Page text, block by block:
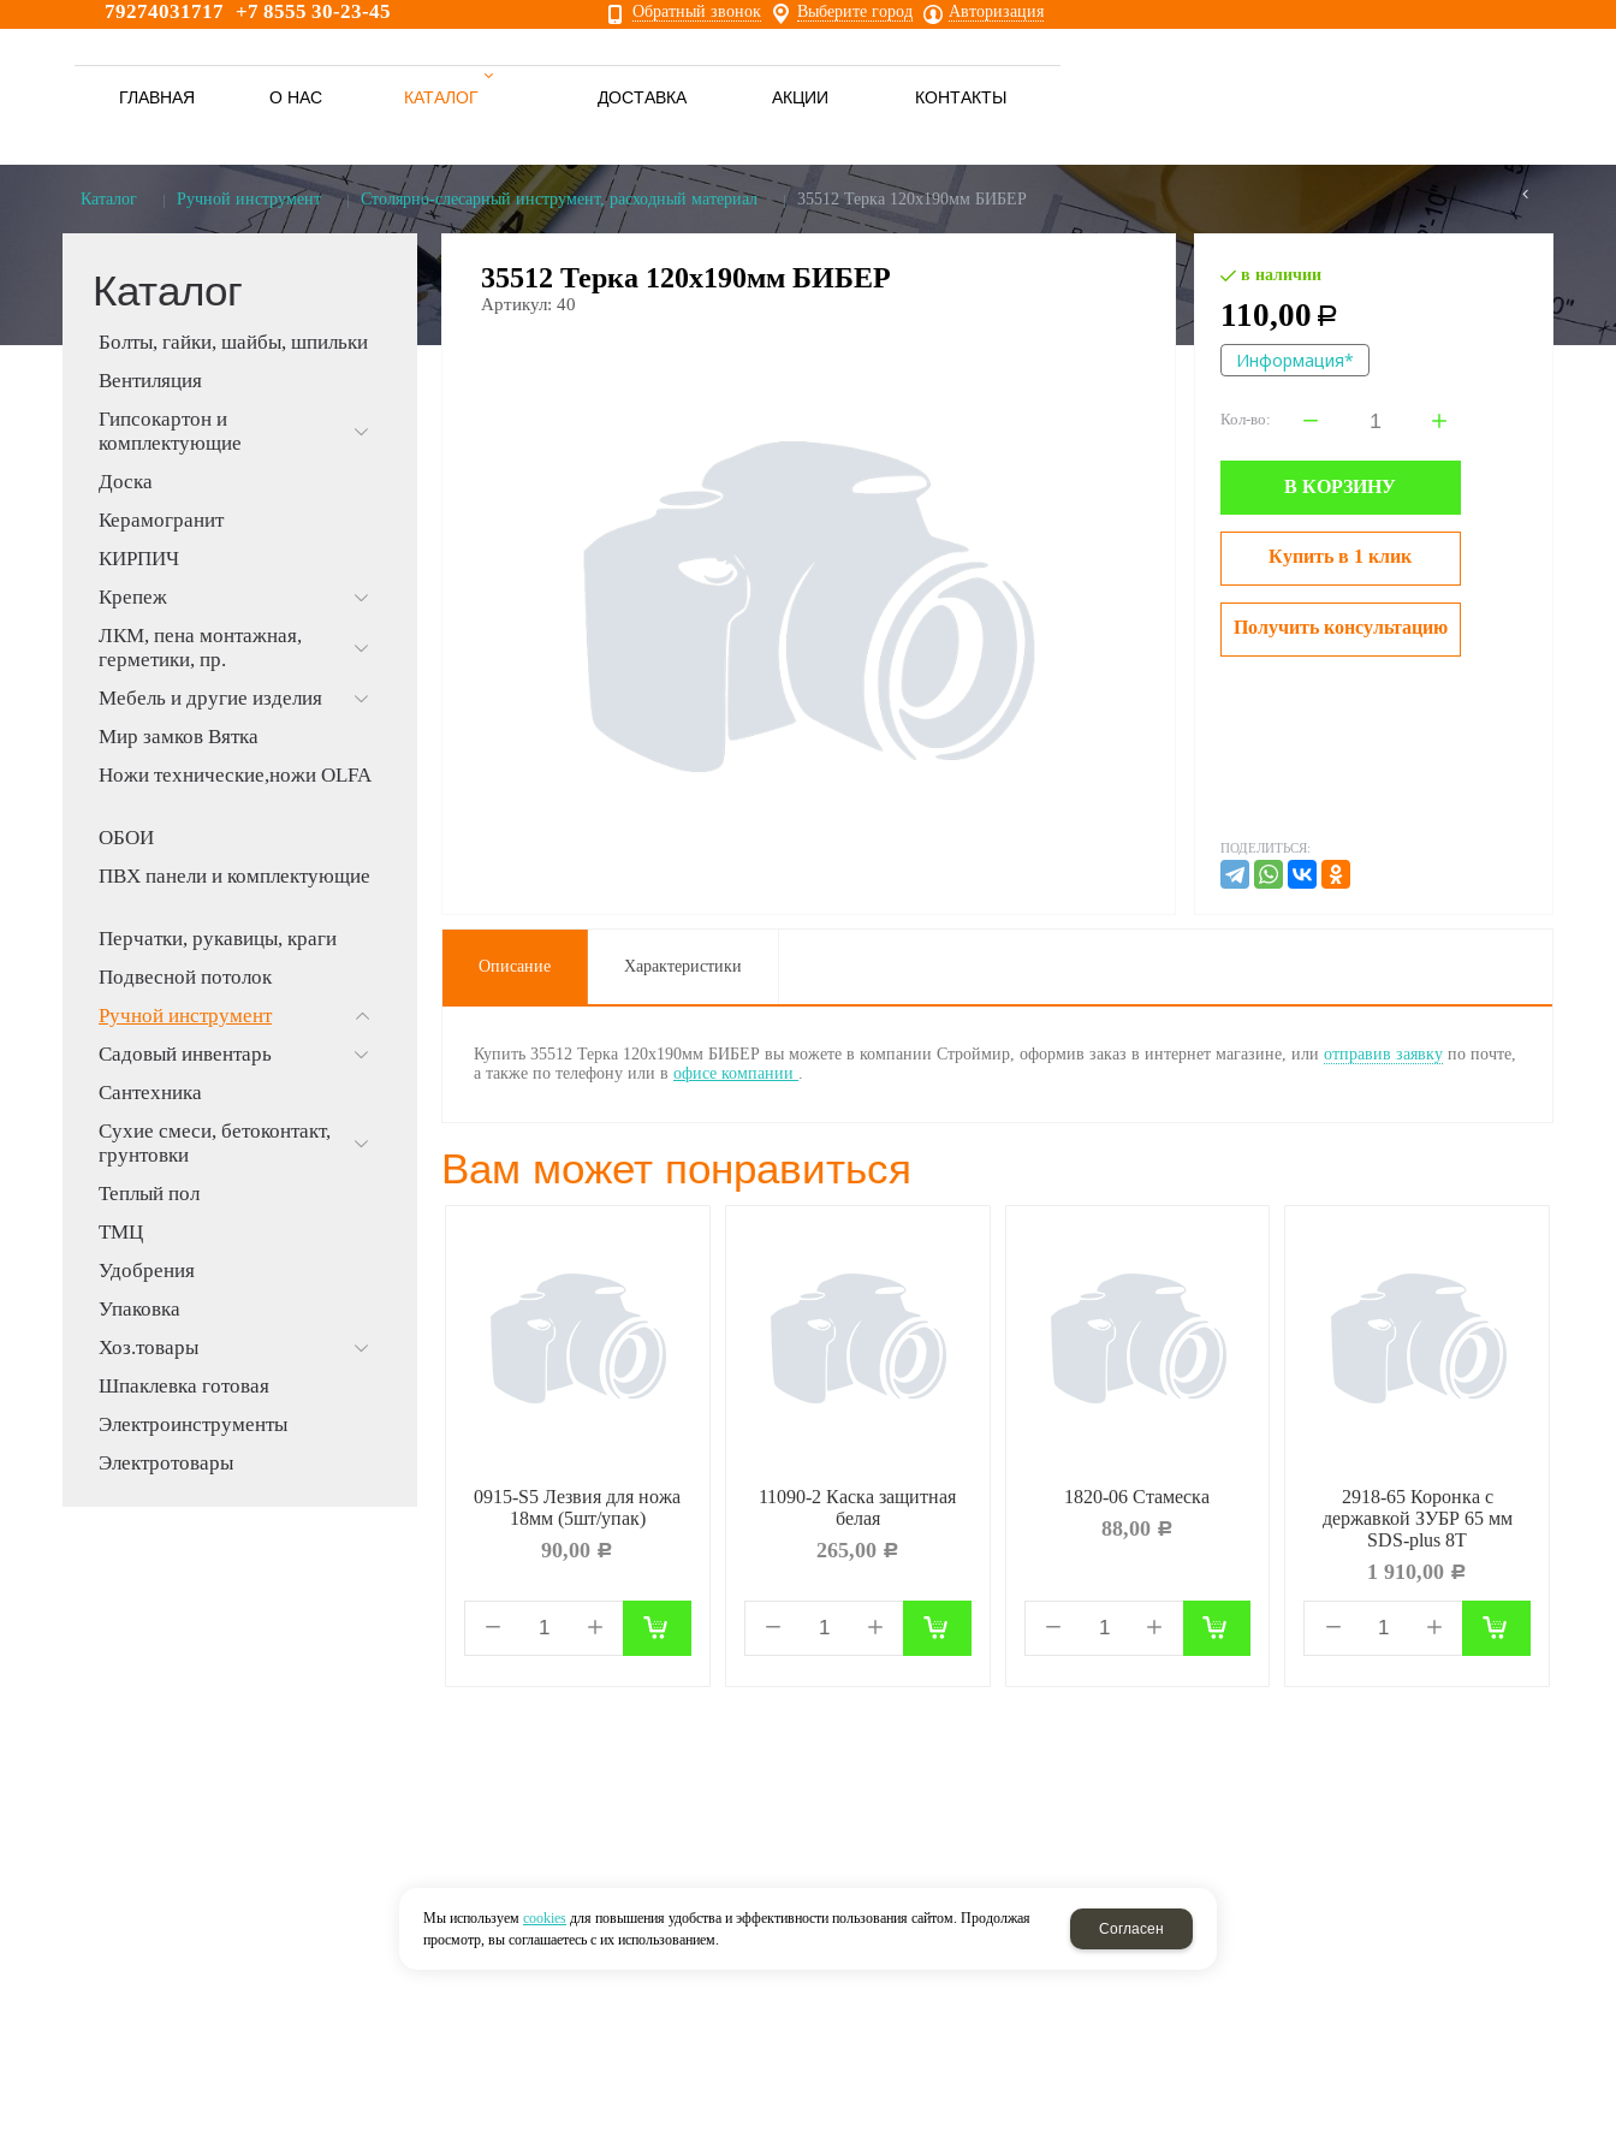
79274031717 +7 8555 30-23-45 Обратный звонок Выберите город Авторизация
ГЛАВНАЯ О НАС КАТАЛОГ ДОСТАВКА АКЦИИ КОНТАКТЫ
Каталог
Ручной инструмент Столярно-слесарный инструмент, расходный материал 35512 Терка 120х190мм БИБЕР
Каталог
Болты, гайки, шайбы, шпильки
Вентиляция
Гипсокартон и
комплектующие
Доска
Керамогранит
КИРПИЧ
Крепеж
ЛКМ, пена монтажная,
герметики, пр.
Мебель и другие изделия
Мир замков Вятка
Ножи технические,ножи OLFA
ОБОИ
ПВХ панели и комплектующие
Перчатки, рукавицы, краги
Подвесной потолок
Ручной инструмент
Садовый инвентарь
Сантехника
Сухие смеси, бетоконтакт,
грунтовки
Теплый пол
ТМЦ
Удобрения
Упаковка
Хоз.товары
Шпаклевка готовая
Электроинструменты
Электротовары
35512 Терка 120х190мм БИБЕР
Артикул: 40
в наличии
110,00 Р
Информация*
Кол-во:
В КОРЗИНУ
Купить в 1 клик
Получить консультацию
ПОДЕЛИТЬСЯ:
Описание Характеристики
Купить 35512 Терка 120х190мм БИБЕР вы можете в компании Строймир, оформив заказ в интернет магазине, или отправив заявку по почте,
а также по телефону или в офисе компании .
Вам может понравиться
0915-S5 Лезвия для ножа
18мм (5шт/упак)
90,00 Р
11090-2 Каска защитная
белая
265,00 Р
1820-06 Стамеска
88,00 Р
2918-65 Коронка c
державкой ЗУБР 65 мм
SDS-plus 8Т
1 910,00 Р
Мы используем cookies для повышения удобства и эффективности пользования сайтом. Продолжая
просмотр, вы соглашаетесь с их использованием.
Согласен